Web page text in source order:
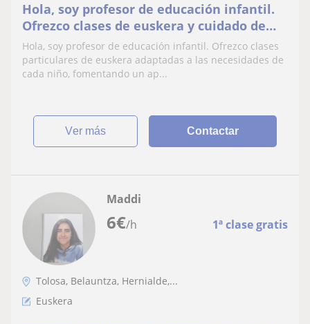
Hola, soy profesor de educación infantil.
Ofrezco clases de euskera y cuidado de
niños
Hola, soy profesor de educación infantil. Ofrezco clases
particulares de euskera adaptadas a las necesidades de
cada niño, fomentando un ap...
ver más Contactar
6€/h 1ª clase gratis
Maddi
Tolosa, Belauntza, Hernialde,...
Euskera